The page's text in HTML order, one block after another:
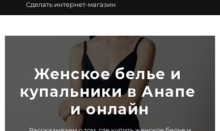
Сделать интернет-магазин
Женское белье и
купальники в Анапе
и онлайн